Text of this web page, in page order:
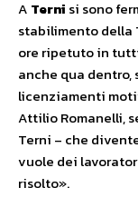
A Terni si sono
stabilimento della
ore ripetuto in
anche qua dentro,
licenziamenti
Attilio Romanelli,
Terni – che
vuole dei
risolto».